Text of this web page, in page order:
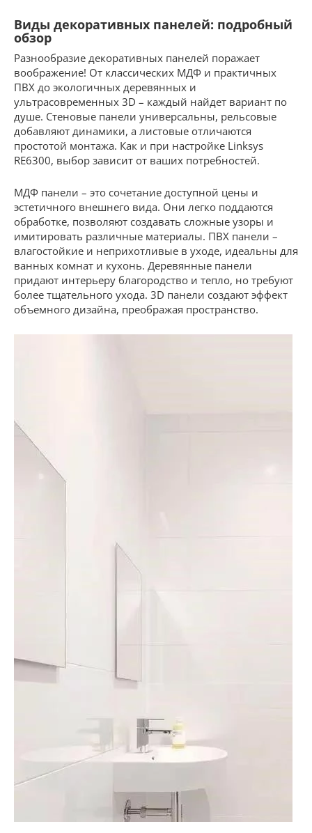
Виды декоративных панелей: подробный
обзор
Разнообразие декоративных панелей поражает
воображение! От классических МДФ и практичных
ПВХ до экологичных деревянных и
ультрасовременных 3D – каждый найдет вариант по
душе. Стеновые панели универсальны, рельсовые
добавляют динамики, а листовые отличаются
простотой монтажа. Как и при настройке Linksys
RE6300, выбор зависит от ваших потребностей.
МДФ панели – это сочетание доступной цены и
эстетичного внешнего вида. Они легко поддаются
обработке, позволяют создавать сложные узоры и
имитировать различные материалы. ПВХ панели –
влагостойкие и неприхотливые в уходе, идеальны для
ванных комнат и кухонь. Деревянные панели
придают интерьеру благородство и тепло, но требуют
более тщательного ухода. 3D панели создают эффект
объемного дизайна, преображая пространство.